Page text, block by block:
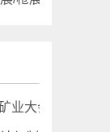
业大会暨展览会